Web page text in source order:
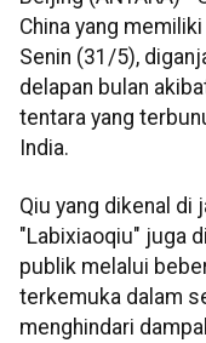
China yang
Senin (31/5),
delapan bulan
tentara yang
India.
Qiu yang dikenal di
"Labixiaoqiu" juga
publik melalui
terkemuka dalam
menghindari